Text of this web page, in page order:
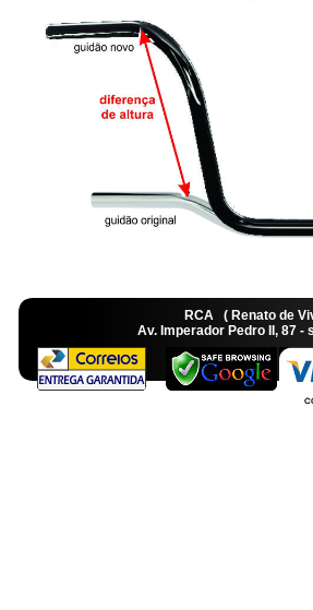
RCA ( Renato de
Av. Imperador Pedro II, 87